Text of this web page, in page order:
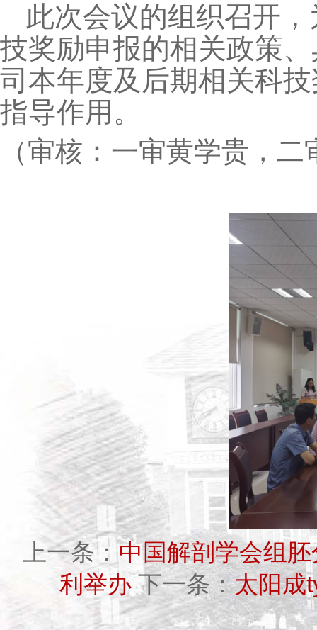
此次会议的组织召开
技奖励申报的相关政策
司本年度及后期相关科
指导作用。
（审核 ： 一审黄学贵，二
上一条：中国解剖学会组
利举办下一条：太阳成